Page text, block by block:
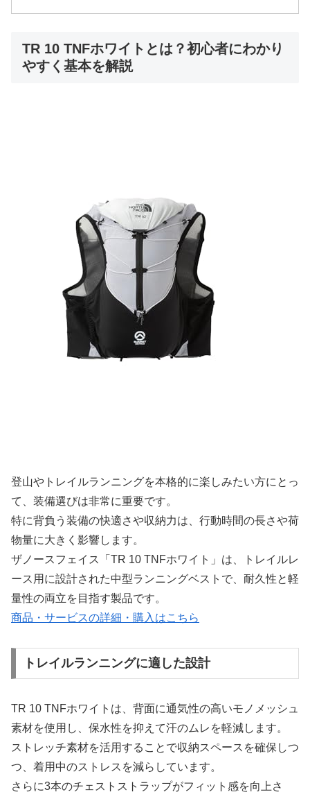
TR 10 TNFホワイトとは？初心者にわかり
やすく基本を解説
登山やトレイルランニングを本格的に楽しみたい方にとっ
て、装備選びは非常に重要です。
特に背負う装備の快適さや収納力は、行動時間の長さや荷
物量に大きく影響します。
ザノースフェイス「TR 10 TNFホワイト」は、トレイルレ
ース用に設計された中型ランニングベストで、耐久性と軽
量性の両立を目指す製品です。
商品・サービスの詳細・購入はこちら
トレイルランニングに適した設計
TR 10 TNFホワイトは、背面に通気性の高いモノメッシュ
素材を使用し、保水性を抑えて汗のムレを軽減します。
ストレッチ素材を活用することで収納スペースを確保しつ
つ、着用中のストレスを減らしています。
さらに3本のチェストストラップがフィット感を向上さ